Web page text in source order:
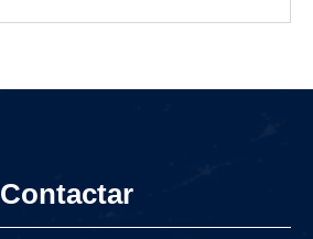
Contactar